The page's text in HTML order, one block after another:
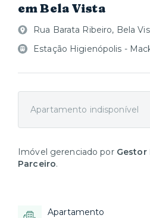
em Bela Vista
Rua Barata Ribeiro, Bela
Estação Higienópolis -
Apartamento indisponível
Imóvel gerenciado por Gestor
Parceiro.
Apartamento